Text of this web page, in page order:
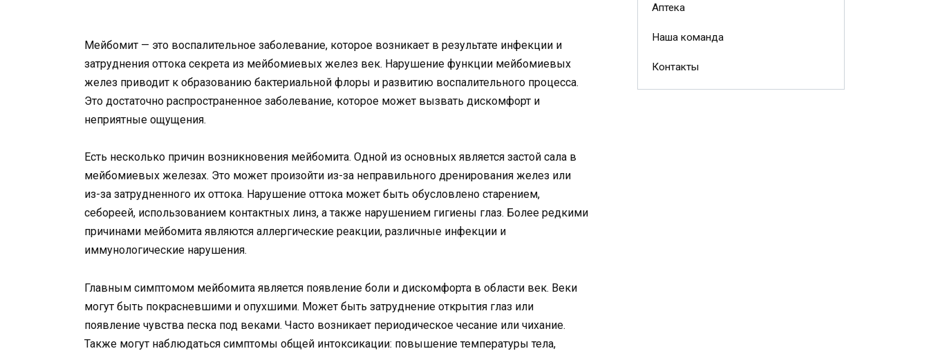
Мейбомит — это воспалительное заболевание, которое возникает в результате инфекции и
затруднения оттока секрета из мейбомиевых желез век. Нарушение функции мейбомиевых
желез приводит к образованию бактериальной флоры и развитию воспалительного процесса.
Это достаточно распространенное заболевание, которое может вызвать дискомфорт и
неприятные ощущения.
Есть несколько причин возникновения мейбомита. Одной из основных является застой сала в
мейбомиевых железах. Это может произойти из-за неправильного дренирования желез или
из-за затрудненного их оттока. Нарушение оттока может быть обусловлено старением,
себореей, использованием контактных линз, а также нарушением гигиены глаз. Более редкими
причинами мейбомита являются аллергические реакции, различные инфекции и
иммунологические нарушения.
Главным симптомом мейбомита является появление боли и дискомфорта в области век. Веки
могут быть покрасневшими и опухшими. Может быть затруднение открытия глаз или
появление чувства песка под веками. Часто возникает периодическое чесание или чихание.
Также могут наблюдаться симптомы общей интоксикации: повышение температуры тела,
Аптека
Наша команда
Контакты